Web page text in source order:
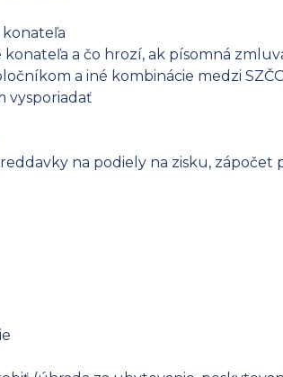
konateľa
a čo hrozí, ak písomná
a iné kombinácie medzi SZČO
vysporiadať
na podiely na zisku, zápočet